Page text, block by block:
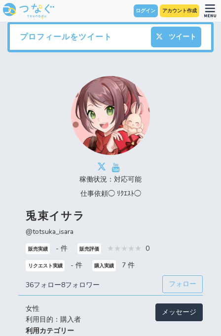
ログイン アカウント作成
プロフィールをツイート ツイート
稼働状況：対応可能
仕事依頼◯ ﾘｸｴｽﾄ◯
兎束イサラ
@totsuka_isara
販売実績 - 件 販売評価 0
リクエスト実績 - 件 購入実績 7 件
36フォロー8フォロワー フォロー
女性
利用目的：購入者
メッセージ
利用カテゴリー